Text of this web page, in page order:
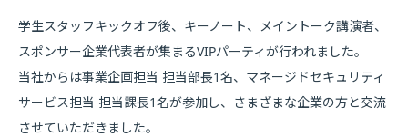
学生スタッフキックオフ後、キーノート、メイントーク講演者、
スポンサー企業代表者が集まるVIPパーティが行われました。
当社からは事業企画担当 担当部長1名、マネージドセキュリティ
サービス担当 担当課長1名が参加し、さまざまな企業の方と交流
させていただきました。